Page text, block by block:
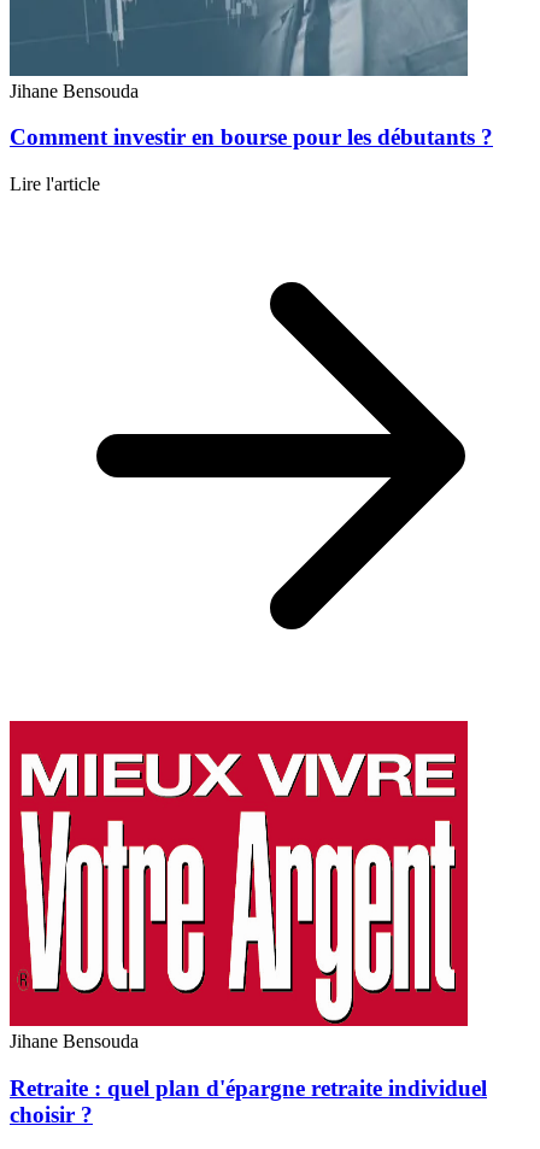
Jihane Bensouda
Comment investir en bourse pour les débutants ?
Lire l'article
Jihane Bensouda
Retraite : quel plan d'épargne retraite individuel
choisir ?